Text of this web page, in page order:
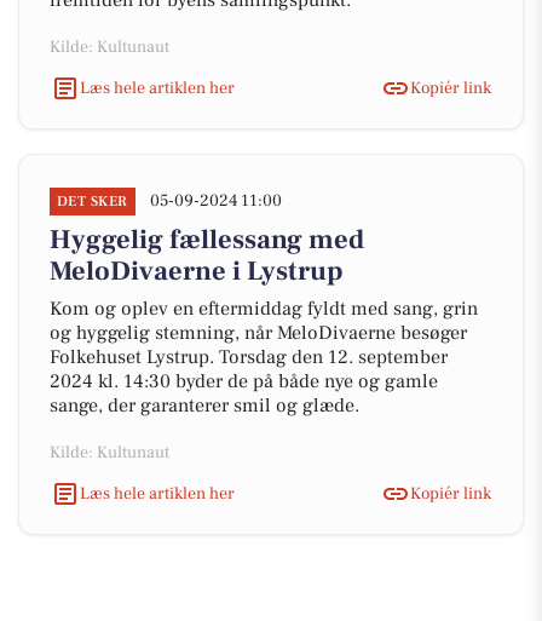
Kilde: Kultunaut
Læs hele artiklen her
Kopiér link
DET SKER 05-09-2024 11:00
Hyggelig fællessang med
MeloDivaerne i Lystrup
Kom og oplev en eftermiddag fyldt med sang, grin
og hyggelig stemning, når MeloDivaerne besøger
Folkehuset Lystrup. Torsdag den 12. september
2024 kl. 14:30 byder de på både nye og gamle
sange, der garanterer smil og glæde.
Kilde: Kultunaut
Læs hele artiklen her
Kopiér link